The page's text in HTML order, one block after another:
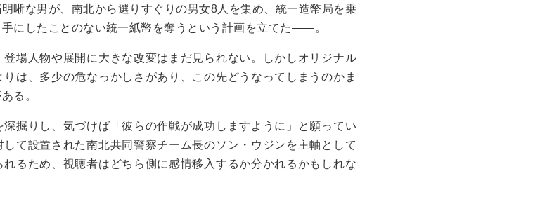
晰な男が、南北から選りすぐりの男女8人を集め、統一造幣局を乗
にしたことのない統一紙幣を奪うという計画を立てた――。
場人物や展開に大きな改変はまだ見られない。しかしオリジナル
は、多少の危なっかしさがあり、この先どうなってしまうのかま
る。
掘りし、気づけば「彼らの作戦が成功しますように」と願ってい
て設置された南北共同警察チーム長のソン・ウジンを主軸として
るため、視聴者はどちら側に感情移入するか分かれるかもしれな